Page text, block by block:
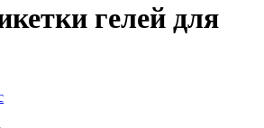
гелей для